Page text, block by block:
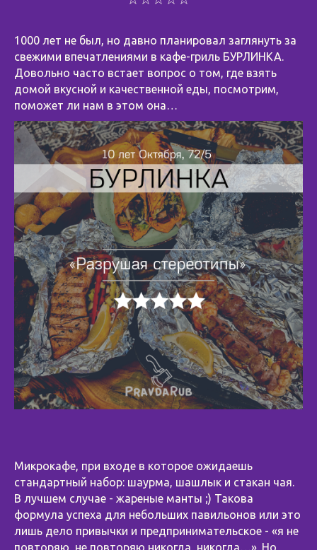
1000 лет не был, но давно планировал заглянуть за
свежими впечатлениями в кафе-гриль БУРЛИНКА.
Довольно часто встает вопрос о том, где взять
домой вкусной и качественной еды, посмотрим,
поможет ли нам в этом она…
Микрокафе, при входе в которое ожидаешь
стандартный набор: шаурма, шашлык и стакан чая.
В лучшем случае - жареные манты ;) Такова
формула успеха для небольших павильонов или это
лишь дело привычки и предпринимательское - «я не
повторяю, не повторяю никогда, никогда…». Но